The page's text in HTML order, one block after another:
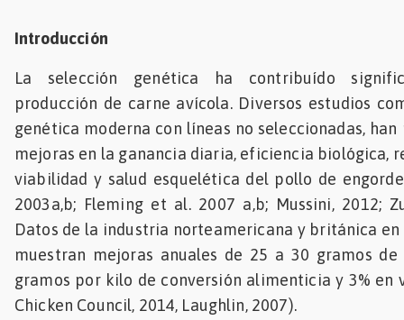
Porcicultura
Mascotas
Introducción
La selección genética ha contribuído
producción de carne avícola. Diversos estudios
genética moderna con líneas no seleccionadas,
mejoras en la ganancia diaria, eficiencia biológica,
viabilidad y salud esquelética del pollo de
2003a,b; Fleming et al. 2007 a,b; Mussini, 2012;
Datos de la industria norteamericana y británica en
muestran mejoras anuales de 25 a 30 gramos
gramos por kilo de conversión alimenticia y 3% en
Chicken Council, 2014, Laughlin, 2007).